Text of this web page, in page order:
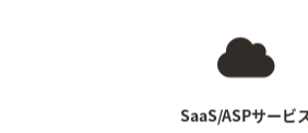
SaaS/ASPサービ
会計サービス
クラウドサービス等